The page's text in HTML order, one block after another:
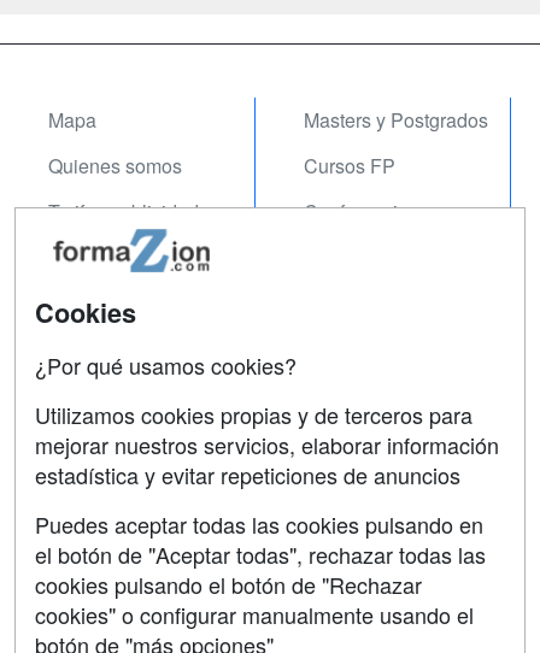
Mapa
Quienes somos
Tarifas publicidad
Acceso Usuarios
Acceso Centros
Masters y Postgrados
Cursos FP
Conferencias
Contactar
Confidencialidad
Aviso legal
Copyleft
Cookies
¿Por qué usamos cookies?
Utilizamos cookies propias y de terceros para
mejorar nuestros servicios, elaborar información
estadística y evitar repeticiones de anuncios
Puedes aceptar todas las cookies pulsando en
el botón de "Aceptar todas", rechazar todas las
cookies pulsando el botón de "Rechazar
cookies" o configurar manualmente usando el
botón de "más opciones"